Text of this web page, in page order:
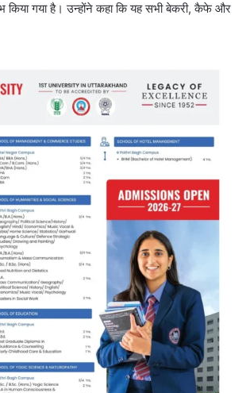
किया गया है। उन्होंने कहा कि यह सभी बेकरी, कैफे और